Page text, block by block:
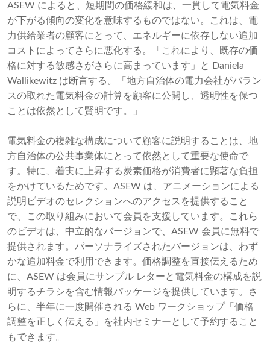
ASEW によると、短期間の価格緩和は、一貫して電気料金
が下がる傾向の変化を意味するものではない。これは、電
力供給業者の顧客にとって、エネルギーに依存しない追加
コストによってさらに悪化する。「これにより、既存の価
格に対する敏感さがさらに高まっています」と Daniela
Wallikewitz は断言する。「地方自治体の電力会社がバラン
スの取れた電気料金の計算を顧客に公開し、透明性を保つ
ことは依然として賢明です。」
電気料金の複雑な構成について顧客に説明することは、地
方自治体の公共事業体にとって依然として重要な使命で
す。特に、着実に上昇する炭素価格が消費者に顕著な負担
をかけているためです。ASEW は、アニメーションによる
説明ビデオのセレクションへのアクセスを提供すること
で、この取り組みにおいて会員を支援しています。これら
のビデオは、中立的なバージョンで、ASEW 会員に無料で
提供されます。パーソナライズされたバージョンは、わず
かな追加料金で利用できます。価格調整を直接伝えるため
に、ASEW は会員にサンプル レターと電気料金の構成を説
明するチラシを含む情報パッケージを提供しています。さ
らに、半年に一度開催される Web ワークショップ「価格
調整を正しく伝える」を社内セミナーとして予約すること
もできます。